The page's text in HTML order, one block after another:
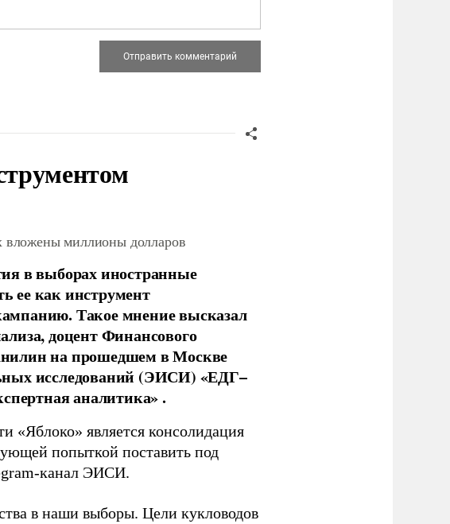
вложены миллионы долларов
в выборах иностранные
ее как инструмент
Такое мнение высказал
доцент Финансового
на прошедшем в Москве
исследований (ЭИСИ) «ЕДГ–
аналитика» .
«Яблоко» является консолидация
попыткой поставить под
канал ЭИСИ.
в наши выборы. Цели кукловодов